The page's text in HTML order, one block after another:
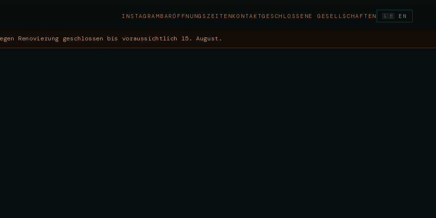
INSTAGRAM BARÖFFNUNGSZEITENKONTAKTGESCHLOSSENE GESELLSCHAFTEN 🇬🇧 EN
Renovierung geschlossen bis voraussichtlich 15. August.